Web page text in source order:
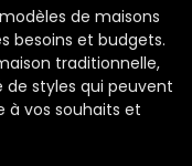
de maisons
besoins et budgets.
traditionnelle,
styles qui peuvent
à vos souhaits et